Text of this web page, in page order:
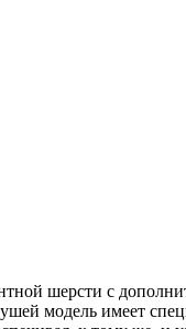
шерсти с
модель имеет